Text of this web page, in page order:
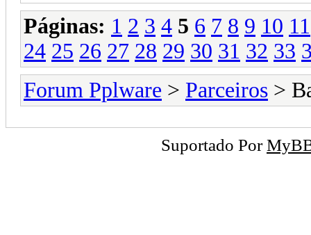
Páginas: 1 2 3 4 5 6 7 8 9 10 11
24 25 26 27 28 29 30 31 32 33
Forum Pplware > Parceiros >
Suportado Por